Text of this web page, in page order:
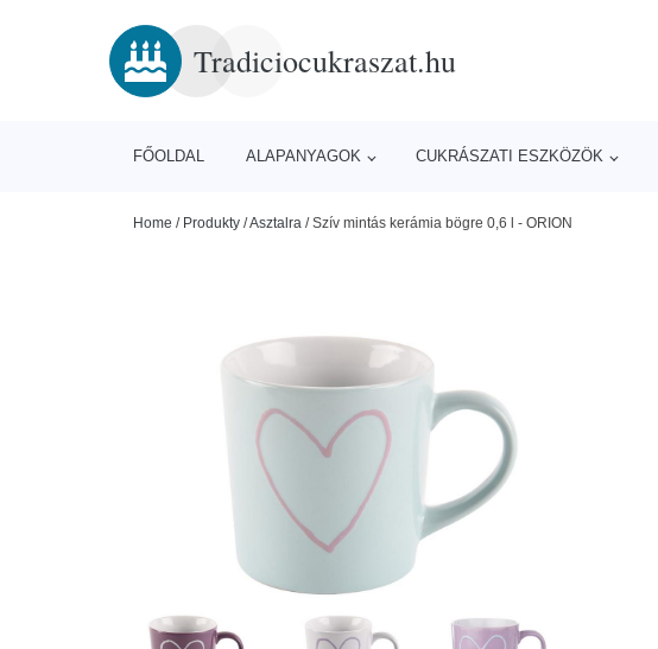
Tradiciocukraszat.hu
FŐOLDAL ALAPANYAGOK CUKRÁSZATI ESZKÖZÖK
Home / Produkty /Asztalra /Szív mintás kerámia bögre 0,6 l - ORION